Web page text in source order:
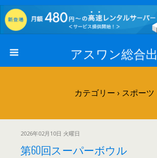
アスワン総合出
カテゴリー › スポーツ
2026年02月10日 火曜日
第60回スーパーボウル